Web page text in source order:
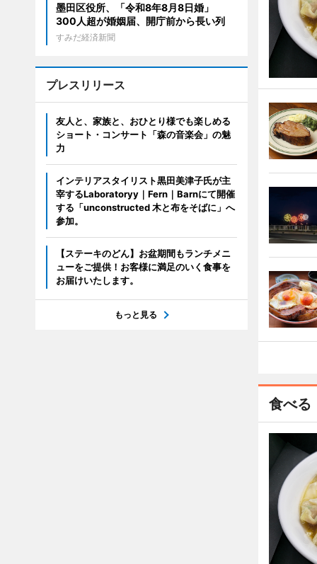
食べる
墨田区役所、「令和8年8月8日婚」
300人超が婚姻届、開庁前から長い列
すみだ経済新聞
プレスリリース
友人と、家族と、おひとり様でも楽しめる
ショート・コンサート「森の音楽会」の魅
力
インテリアスタイリスト黒田美津子氏が主
宰するLaboratoryy｜Fern｜Barnにて開催
する「unconstructed 木と布をそばに」へ
参加。
【ステーキのどん】お盆期間もランチメニ
ューをご提供！お客様に満足のいく食事を
お届けいたします。
もっと見る